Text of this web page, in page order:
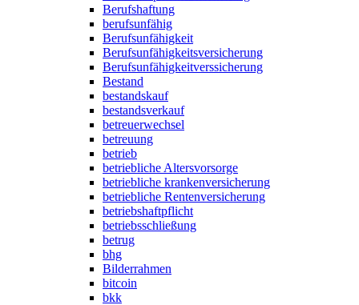
Berufshaftung
berufsunfähig
Berufsunfähigkeit
Berufsunfähigkeitsversicherung
Berufsunfähigkeitverssicherung
Bestand
bestandskauf
bestandsverkauf
betreuerwechsel
betreuung
betrieb
betriebliche Altersvorsorge
betriebliche krankenversicherung
betriebliche Rentenversicherung
betriebshaftpflicht
betriebsschließung
betrug
bhg
Bilderrahmen
bitcoin
bkk